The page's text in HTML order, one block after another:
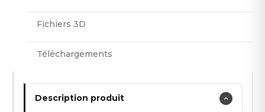
Fichiers 3D
Téléchargements
Description produit